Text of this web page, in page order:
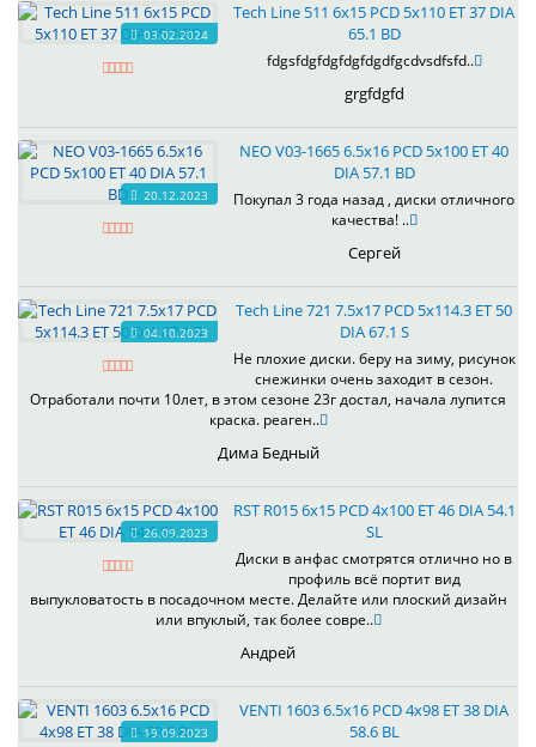
03.02.2024
Tech Line 511 6x15 PCD 5x110 ET 37 DIA
65.1 BD
fdgsfdgfdgfdgfdgdfgcdvsdfsfd..
grgfdgfd
20.12.2023
NEO V03-1665 6.5x16 PCD 5x100 ET 40
DIA 57.1 BD
Покупал 3 года назад , диски отличного
качества! ..
Сергей
04.10.2023
Tech Line 721 7.5x17 PCD 5x114.3 ET 50
DIA 67.1 S
Не плохие диски. беру на зиму, рисунок
снежинки очень заходит в сезон.
Отработали почти 10лет, в этом сезоне 23г достал, начала лупится
краска. реаген..
Дима Бедный
26.09.2023
RST R015 6x15 PCD 4x100 ET 46 DIA 54.1
SL
Диски в анфас смотрятся отлично но в
профиль всё портит вид
выпукловатость в посадочном месте. Делайте или плоский дизайн
или впуклый, так более совре..
Андрей
19.09.2023
VENTI 1603 6.5x16 PCD 4x98 ET 38 DIA
58.6 BL